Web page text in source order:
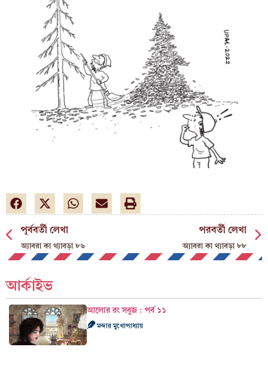
পূর্ববর্তী লেখা
অ্যাবরা কা থ্যাবড়া ৮৬
পরবর্তী লেখা
অ্যাবরা কা থ্যাবড়া ৮৮
আর্কাইভ
আলোর রং সবুজ : পর্ব ১১
মন্দার মুখোপাধ্যায়